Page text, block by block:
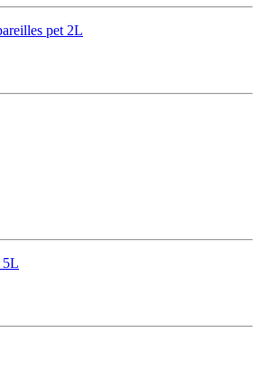
pet 2L
5L